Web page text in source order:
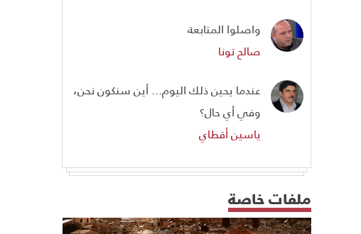
واصلوا المتابعة
صالح تونا
عندما يحين ذلك اليوم... أين سنكون نحن،
وفي أي حال؟
ياسين أقطاي
ملفات خاصة